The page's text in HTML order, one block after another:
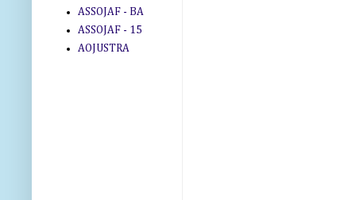
ASSOJAF - BA
ASSOJAF - 15
AOJUSTRA